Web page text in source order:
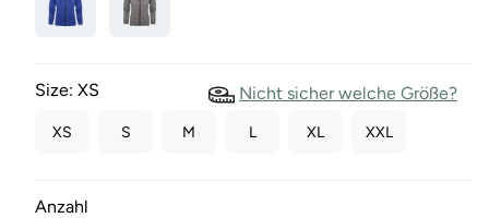
Size: XS Nicht sicher welche Größe?
XS S M L XL XXL
Anzahl